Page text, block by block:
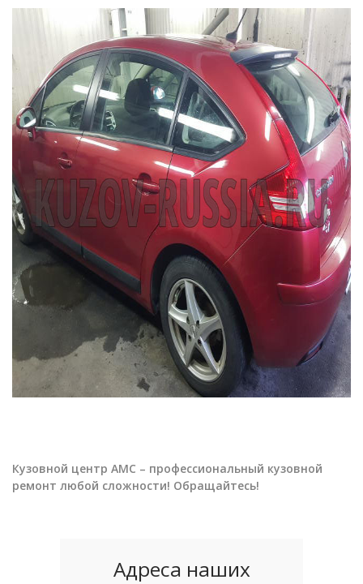
Кузовной центр АМС – профессиональный кузовной
ремонт любой сложности! Обращайтесь!
Адреса наших